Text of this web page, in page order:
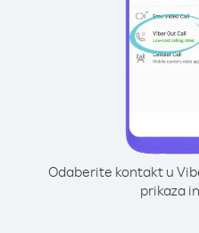
Odaberite kontakt u
prikaza